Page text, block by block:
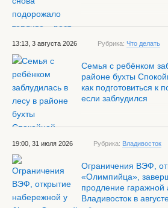
13:13, 3 августа 2026 Рубрика: Что делать
Семья с ребёнком
районе бухты
как подготовиться к
если заблудился
19:00, 31 июля 2026 Рубрика: Владивосток
Ограничения ВЭФ,
«Олимпийца»,
продление гаражной
Владивосток в